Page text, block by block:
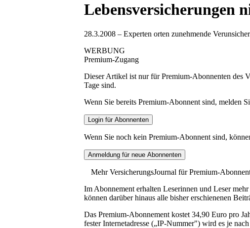
Lebensversicherungen
28.3.2008 – Experten orten zunehmende
WERBUNG
Premium-Zugang
Dieser Artikel ist nur für Premium-Abonnenten des
Tage sind.
Wenn Sie bereits Premium-Abonnent sind, melden
Wenn Sie noch kein Premium-Abonnent sind,
Mehr VersicherungsJournal für Premium-
Im Abonnement erhalten Leserinnen und Leser
können darüber hinaus alle bisher erschienenen
Das Premium-Abonnement kostet 34,90 Euro pro
fester Internetadresse („IP-Nummer") wird es je